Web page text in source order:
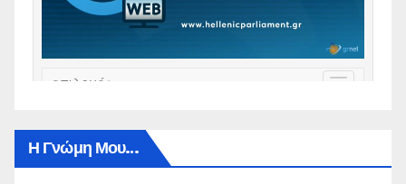
Η Γνώμη Μου…